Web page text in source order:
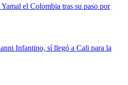
el Colombia tras su paso por
Infantino, sí llegó a Cali para la